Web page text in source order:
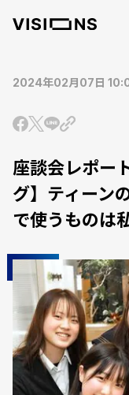
2024年02月07日
座談会レポー
グ】ティーン
で使うものは